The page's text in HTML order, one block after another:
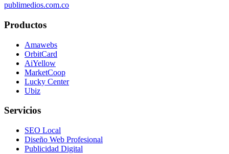
publimedios.com.co
Productos
Amawebs
OrbitCard
AiYellow
MarketCoop
Lucky Center
Ubiz
Servicios
SEO Local
Diseño Web Profesional
Publicidad Digital